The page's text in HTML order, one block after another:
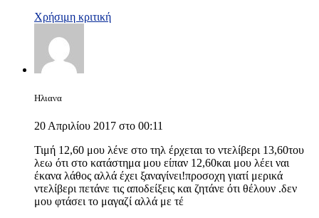
Χρήσιμη κριτική
Ηλιανα
20 Απριλίου 2017 στο 00:11
Τιμή 12,60 μου λένε στο τηλ έρχεται το ντελίβερι 13,60του
λεω ότι στο κατάστημα μου είπαν 12,60και μου λέει ναι
έκανα λάθος αλλά έχει ξαναγίνει!προσοχη γιατί μερικά
ντελίβερι πετάνε τις αποδείξεις και ζητάνε ότι θέλουν .δεν
μου φτάσει το μαγαζί αλλά με τέ